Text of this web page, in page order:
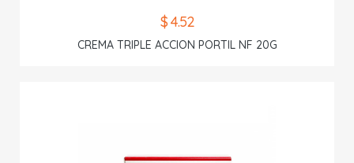
$ 4.52
CREMA TRIPLE ACCION PORTIL NF 20G